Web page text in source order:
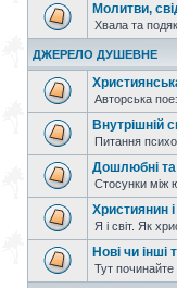
Молитви,
Хвала та
ДЖЕРЕЛО ДУШЕВНЕ
Авторська
Внутрішній
Питання
Дошлюбні та
Стосунки між
Християнин
Я і світ. Як
Нові чи інші
Тут починайте